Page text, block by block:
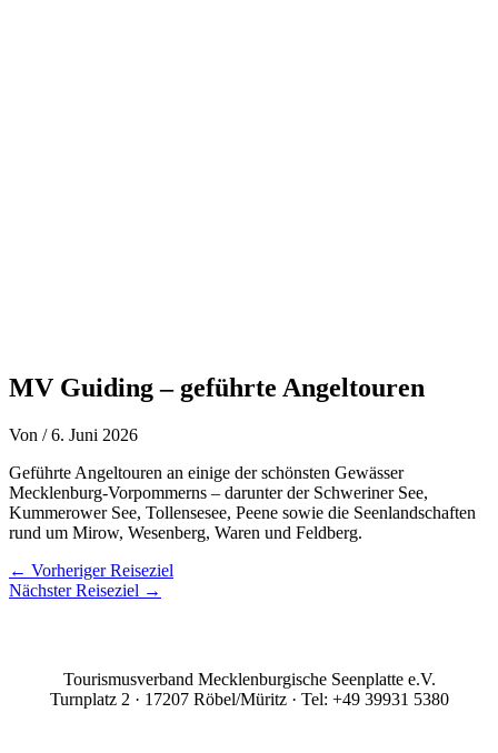
MV Guiding – geführte Angeltouren
Von /6. Juni 2026
Geführte Angeltouren an einige der schönsten Gewässer
Mecklenburg-Vorpommerns – darunter der Schweriner See,
Kummerower See, Tollensesee, Peene sowie die Seenlandschaften
rund um Mirow, Wesenberg, Waren und Feldberg.
← Vorheriger Reiseziel
Nächster Reiseziel →
Tourismusverband Mecklenburgische Seenplatte e.V.
Turnplatz 2 · 17207 Röbel/Müritz · Tel: +49 39931 5380